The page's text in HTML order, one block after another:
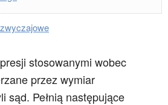
stosowanymi wobec
przez wymiar
sąd. Pełnią następujące